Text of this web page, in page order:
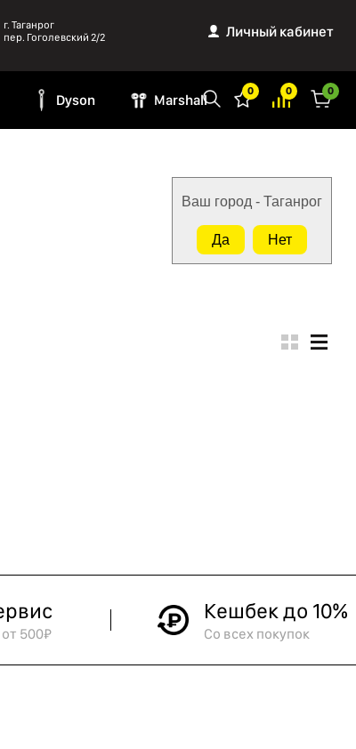
г. Таганрог
пер. Гоголевский 2/2
Личный кабинет
Dyson Marshall
0 0 0
500₽
Кешбек до 10%
Со всех покупок
Ваш город - Таганрог
Да Нет